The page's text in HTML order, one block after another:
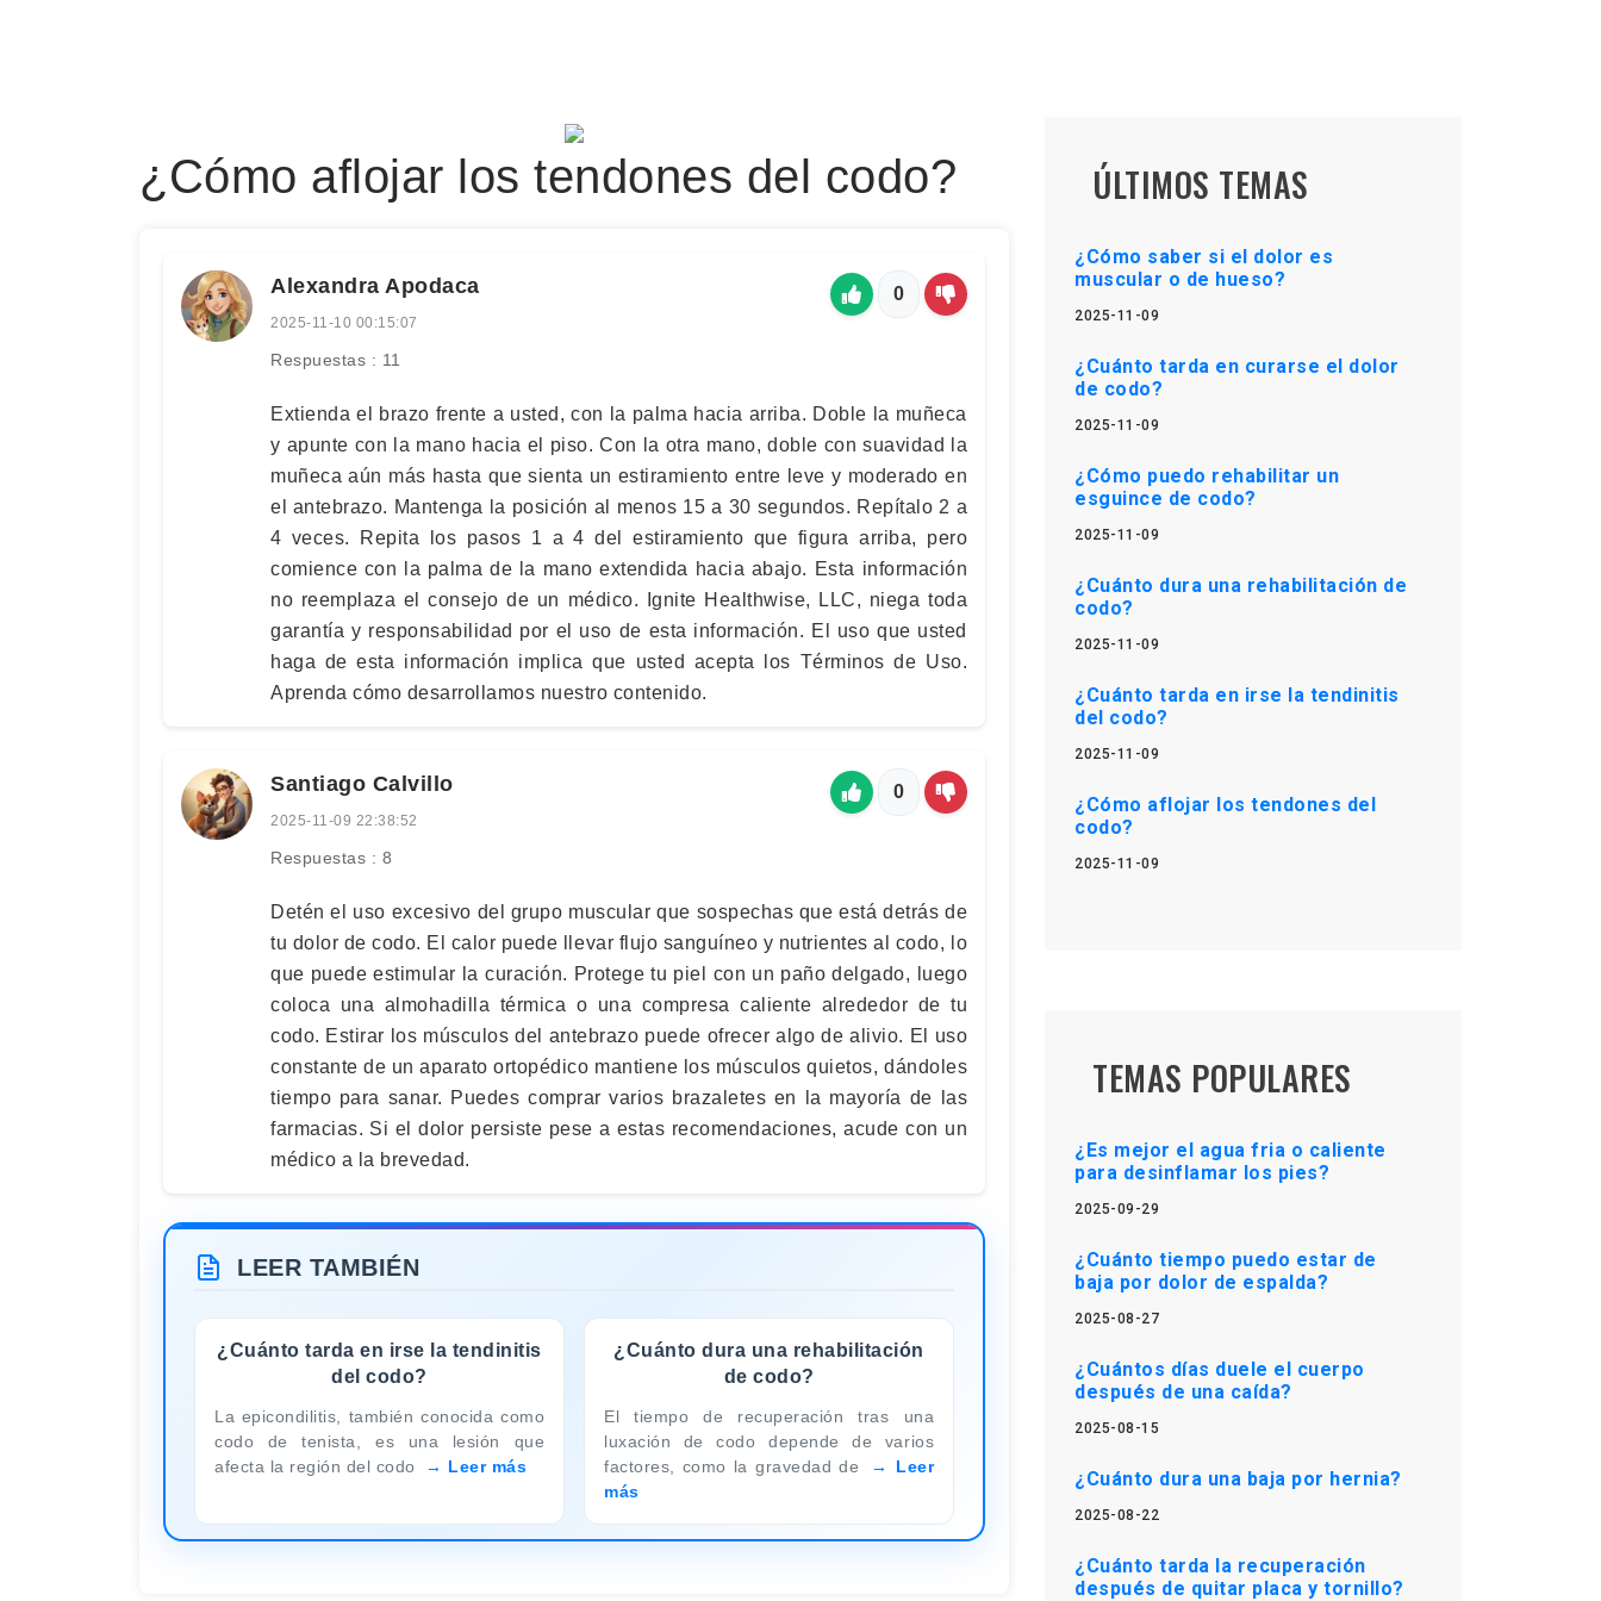
¿Cómo aflojar los tendones del codo?
Alexandra Apodaca
2025-11-10 00:15:07
Respuestas : 11
0
Extienda el brazo frente a usted, con la palma hacia arriba. Doble la muñeca
y apunte con la mano hacia el piso. Con la otra mano, doble con suavidad la
muñeca aún más hasta que sienta un estiramiento entre leve y moderado en
el antebrazo. Mantenga la posición al menos 15 a 30 segundos. Repítalo 2 a
4 veces. Repita los pasos 1 a 4 del estiramiento que figura arriba, pero
comience con la palma de la mano extendida hacia abajo. Esta información
no reemplaza el consejo de un médico. Ignite Healthwise, LLC, niega toda
garantía y responsabilidad por el uso de esta información. El uso que usted
haga de esta información implica que usted acepta los Términos de Uso.
Aprenda cómo desarrollamos nuestro contenido.
Santiago Calvillo
2025-11-09 22:38:52
Respuestas : 8
0
Detén el uso excesivo del grupo muscular que sospechas que está detrás de
tu dolor de codo. El calor puede llevar flujo sanguíneo y nutrientes al codo, lo
que puede estimular la curación. Protege tu piel con un paño delgado, luego
coloca una almohadilla térmica o una compresa caliente alrededor de tu
codo. Estirar los músculos del antebrazo puede ofrecer algo de alivio. El uso
constante de un aparato ortopédico mantiene los músculos quietos, dándoles
tiempo para sanar. Puedes comprar varios brazaletes en la mayoría de las
farmacias. Si el dolor persiste pese a estas recomendaciones, acude con un
médico a la brevedad.
LEER TAMBIÉN
¿Cuánto tarda en irse la tendinitis
del codo?
La epicondilitis, también conocida como
codo de tenista, es una lesión que
afecta la región del codo
Leer más
¿Cuánto dura una rehabilitación
de codo?
El tiempo de recuperación tras una
luxación de codo depende de varios
factores, como la gravedad de
Leer
más
ÚLTIMOS TEMAS
¿Cómo saber si el dolor es
muscular o de hueso?
2025-11-09
¿Cuánto tarda en curarse el dolor
de codo?
2025-11-09
¿Cómo puedo rehabilitar un
esguince de codo?
2025-11-09
¿Cuánto dura una rehabilitación de
codo?
2025-11-09
¿Cuánto tarda en irse la tendinitis
del codo?
2025-11-09
¿Cómo aflojar los tendones del
codo?
2025-11-09
TEMAS POPULARES
¿Es mejor el agua fria o caliente
para desinflamar los pies?
2025-09-29
¿Cuánto tiempo puedo estar de
baja por dolor de espalda?
2025-08-27
¿Cuántos días duele el cuerpo
después de una caída?
2025-08-15
¿Cuánto dura una baja por hernia?
2025-08-22
¿Cuánto tarda la recuperación
después de quitar placa y tornillo?